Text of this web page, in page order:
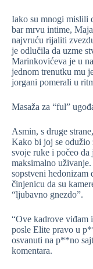
Iako su mnogi mislili
bar mrvu intime,
najvruću rijaliti
je odlučila da uzme
Marinkovićeva je u
jednom trenutku mu
jorgani pomerali u
Masaža za “ful”
Asmin, s druge
Kako bi joj se odužio
svoje ruke i počeo da
maksimalno
sopstveni hedonizam
činjenicu da su
“ljubavno gnezdo”.
“Ove kadrove viđam
posle Elite pravo u
osvanuti na p**no
komentara.